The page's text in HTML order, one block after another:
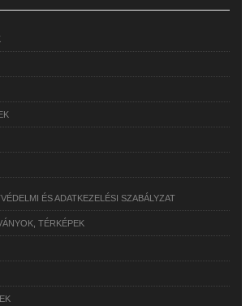
ÉS ADATKEZELÉSI SZABÁLYZAT
TÉRKÉPEK